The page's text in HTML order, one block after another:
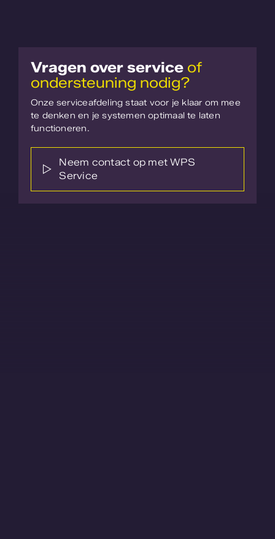
Vragen over service of
ondersteuning nodig?
Onze serviceafdeling staat voor je klaar om mee
te denken en je systemen optimaal te laten
functioneren.
Neem contact op met WPS
Service